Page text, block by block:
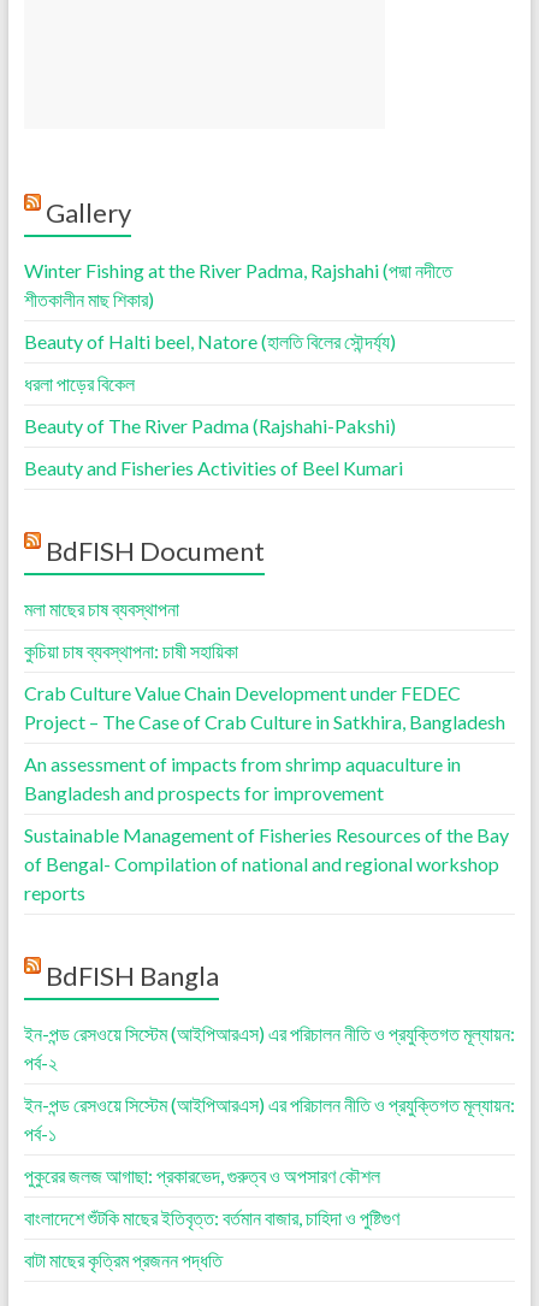
Gallery
Winter Fishing at the River Padma, Rajshahi (পদ্মা নদীতে
শীতকালীন মাছ শিকার)
Beauty of Halti beel, Natore (হালতি বিলের সৌন্দর্য্য)
ধরলা পাড়ের বিকেল
Beauty of The River Padma (Rajshahi-Pakshi)
Beauty and Fisheries Activities of Beel Kumari
BdFISH Document
মলা মাছের চাষ ব্যবস্থাপনা
কুচিয়া চাষ ব্যবস্থাপনা: চাষী সহায়িকা
Crab Culture Value Chain Development under FEDEC
Project – The Case of Crab Culture in Satkhira, Bangladesh
An assessment of impacts from shrimp aquaculture in
Bangladesh and prospects for improvement
Sustainable Management of Fisheries Resources of the Bay
of Bengal- Compilation of national and regional workshop
reports
BdFISH Bangla
ইন-পন্ড রেসওয়ে সিস্টেম (আইপিআরএস) এর পরিচালন নীতি ও প্রযুক্তিগত মূল্যায়ন:
পর্ব-২
ইন-পন্ড রেসওয়ে সিস্টেম (আইপিআরএস) এর পরিচালন নীতি ও প্রযুক্তিগত মূল্যায়ন:
পর্ব-১
পুকুরের জলজ আগাছা: প্রকারভেদ, গুরুত্ব ও অপসারণ কৌশল
বাংলাদেশে শুঁটকি মাছের ইতিবৃত্ত: বর্তমান বাজার, চাহিদা ও পুষ্টিগুণ
বাটা মাছের কৃত্রিম প্রজনন পদ্ধতি